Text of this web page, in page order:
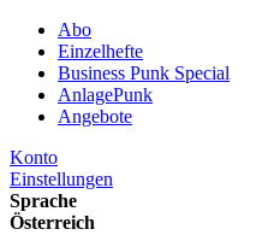
Abo
Einzelhefte
Business Punk Special
AnlagePunk
Angebote
Konto
Einstellungen
Sprache
Österreich